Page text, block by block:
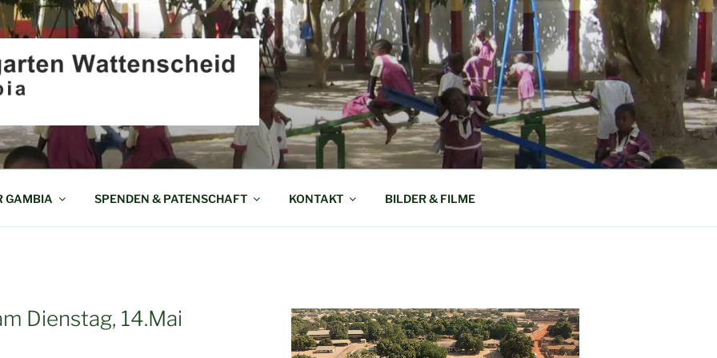
WATTENSCHEID IN GAMBIA
GAMBIA SPENDEN & PATENSCHAFT KONTAKT BILDER & FILME
Dienstag, 14.Mai